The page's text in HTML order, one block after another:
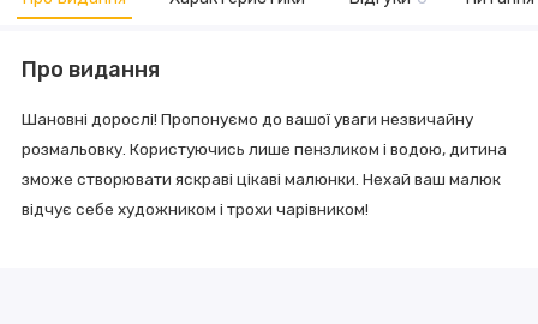
Про видання
Шановні дорослі! Пропонуємо до вашої уваги незвичайну
розмальовку. Користуючись лише пензликом і водою, дитина
зможе створювати яскраві цікаві малюнки. Нехай ваш малюк
відчує себе художником і трохи чарівником!